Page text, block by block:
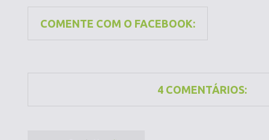
COMENTE COM O FACEBOOK:
4 COMENTÁRIOS: